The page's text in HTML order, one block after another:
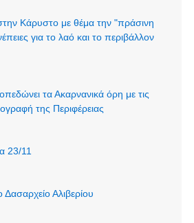
Κάρυστο με θέμα την "πράσινη
για το λαό και το περιβάλλον
τα Ακαρνανικά όρη με τις
της Περιφέρειας
23/11
Αλιβερίου